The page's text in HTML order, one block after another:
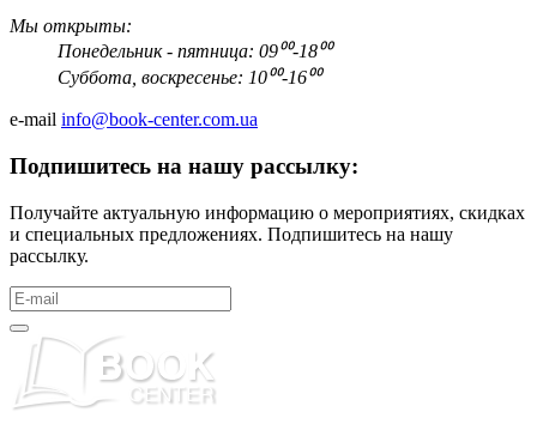
Мы открыты:
Понедельник - пятница: 09⁰⁰-18⁰⁰
Суббота, воскресенье: 10⁰⁰-16⁰⁰
e-mail info@book-center.com.ua
Подпишитесь на нашу рассылку:
Получайте актуальную информацию о мероприятиях, скидках
и специальных предложениях. Подпишитесь на нашу
рассылку.